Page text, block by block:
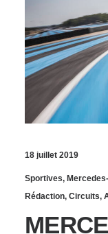
18 juillet 2019
Sportives,
Rédaction, Circuits,